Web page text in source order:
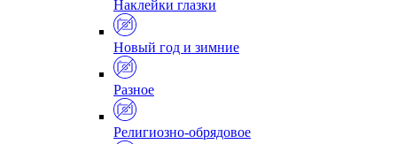
Наклейки глазки
Новый год и зимние
Разное
Религиозно-обрядовое